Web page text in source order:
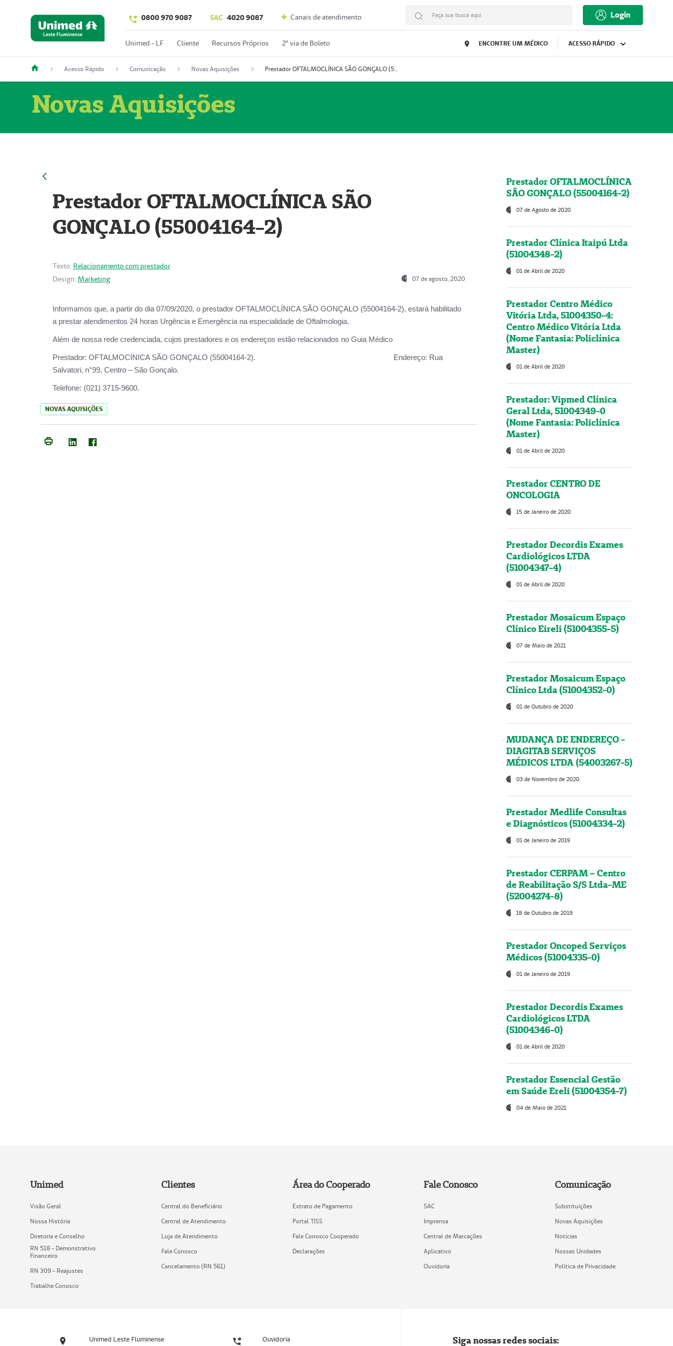
0800 970 9087 SAC 4020 9087 Canais de atendimento Faça sua busca aqui Login
Unimed - LF Cliente Recursos Próprios 2º via de Boleto ENCONTRE UM MÉDICO ACESSO RÁPIDO
Acesso Rápido Comunicação Novas Aquisições Prestador OFTALMOCLÍNICA SÃO GONÇALO (55004164-2)
Novas Aquisições
Prestador OFTALMOCLÍNICA SÃO
GONÇALO (55004164-2)
Texto: Relacionamento com prestador
Design: Marketing 07 de agosto, 2020
Informamos que, a partir do dia 07/09/2020, o prestador OFTALMOCLÍNICA SÃO GONÇALO (55004164-2), estará habilitado
a prestar atendimentos 24 horas Urgência e Emergência na especialidade de Oftalmologia.
Além de nossa rede credenciada, cujos prestadores e os endereços estão relacionados no Guia Médico
Prestador: OFTALMOCÍNICA SÃO GONÇALO (55004164-2). Endereço: Rua
Salvatori, n°99, Centro – São Gonçalo.
Telefone: (021) 3715-9600.
NOVAS AQUISIÇÕES
Prestador OFTALMOCLÍNICA
SÃO GONÇALO (55004164-2)
07 de Agosto de 2020
Prestador Clínica Itaipú Ltda
(51004348-2)
01 de Abril de 2020
Prestador Centro Médico
Vitória Ltda, 51004350-4:
Centro Médico Vitória Ltda
(Nome Fantasia: Policlínica
Master)
01 de Abril de 2020
Prestador: Vipmed Clínica
Geral Ltda, 51004349-0
(Nome Fantasia: Policlínica
Master)
01 de Abril de 2020
Prestador CENTRO DE
ONCOLOGIA
15 de Janeiro de 2020
Prestador Decordis Exames
Cardiológicos LTDA
(51004347-4)
01 de Abril de 2020
Prestador Mosaicum Espaço
Clínico Eireli (51004355-5)
07 de Maio de 2021
Prestador Mosaicum Espaço
Clínico Ltda (51004352-0)
01 de Outubro de 2020
MUDANÇA DE ENDEREÇO -
DIAGITAB SERVIÇOS
MÉDICOS LTDA (54003267-5)
03 de Novembro de 2020
Prestador Medlife Consultas
e Diagnósticos (51004334-2)
01 de Janeiro de 2019
Prestador CERPAM – Centro
de Reabilitação S/S Ltda-ME
(52004274-8)
18 de Outubro de 2019
Prestador Oncoped Serviços
Médicos (51004335-0)
01 de Janeiro de 2019
Prestador Decordis Exames
Cardiológicos LTDA
(51004346-0)
01 de Abril de 2020
Prestador Essencial Gestão
em Saúde Ereli (51004354-7)
04 de Maio de 2021
Unimed
Visão Geral
Nossa História
Diretoria e Conselho
RN 518 - Demonstrativo
Financeiro
RN 309 - Reajustes
Trabalhe Conosco
Clientes
Central do Beneficiário
Central de Atendimento
Loja de Atendimento
Fale Conosco
Cancelamento (RN 561)
Área do Cooperado
Extrato de Pagamento
Portal TISS
Fale Conosco Cooperado
Declarações
Fale Conosco
SAC
Imprensa
Central de Marcações
Aplicativo
Ouvidoria
Comunicação
Substituições
Novas Aquisições
Notícias
Nossas Unidades
Política de Privacidade
Unimed Leste Fluminense Ouvidoria Siga nossas redes sociais: